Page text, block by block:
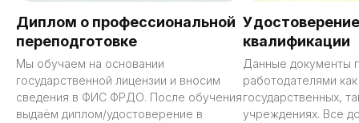
Диплом о профессиональной
переподготовке
Мы обучаем на основании
государственной лицензии и вносим
сведения в ФИС ФРДО. После обучения
выдаём диплом/удостоверение в
квалификации
Данные документы
работодателями
государственных,
учреждениях. Все